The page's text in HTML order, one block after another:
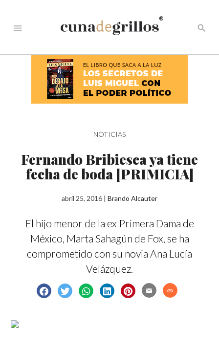
menu
®
search
NOTICIAS
Fernando Bribiesca ya tiene
fecha de boda [PRIMICIA]
abril 25, 2016 | Brando Alcauter
El hijo menor de la ex Primera Dama de
México, Marta Sahagún de Fox, se ha
comprometido con su novia Ana Lucía
Velázquez.
email link